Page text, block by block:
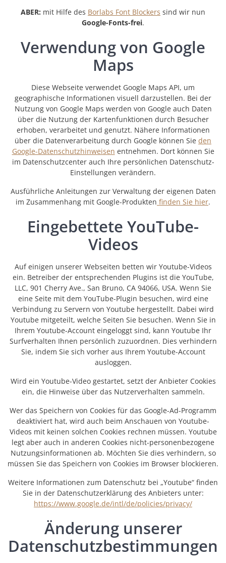
ABER: mit Hilfe des Borlabs Font Blockers sind wir nun
Google-Fonts-frei.
Verwendung von Google
Maps
Diese Webseite verwendet Google Maps API, um
geographische Informationen visuell darzustellen. Bei der
Nutzung von Google Maps werden von Google auch Daten
über die Nutzung der Kartenfunktionen durch Besucher
erhoben, verarbeitet und genutzt. Nähere Informationen
über die Datenverarbeitung durch Google können Sie den
Google-Datenschutzhinweisen entnehmen. Dort können Sie
im Datenschutzcenter auch Ihre persönlichen Datenschutz-
Einstellungen verändern.
Ausführliche Anleitungen zur Verwaltung der eigenen Daten
im Zusammenhang mit Google-Produkten finden Sie hier.
Eingebettete YouTube-
Videos
Auf einigen unserer Webseiten betten wir Youtube-Videos
ein. Betreiber der entsprechenden Plugins ist die YouTube,
LLC, 901 Cherry Ave., San Bruno, CA 94066, USA. Wenn Sie
eine Seite mit dem YouTube-Plugin besuchen, wird eine
Verbindung zu Servern von Youtube hergestellt. Dabei wird
Youtube mitgeteilt, welche Seiten Sie besuchen. Wenn Sie in
Ihrem Youtube-Account eingeloggt sind, kann Youtube Ihr
Surfverhalten Ihnen persönlich zuzuordnen. Dies verhindern
Sie, indem Sie sich vorher aus Ihrem Youtube-Account
ausloggen.
Wird ein Youtube-Video gestartet, setzt der Anbieter Cookies
ein, die Hinweise über das Nutzerverhalten sammeln.
Wer das Speichern von Cookies für das Google-Ad-Programm
deaktiviert hat, wird auch beim Anschauen von Youtube-
Videos mit keinen solchen Cookies rechnen müssen. Youtube
legt aber auch in anderen Cookies nicht-personenbezogene
Nutzungsinformationen ab. Möchten Sie dies verhindern, so
müssen Sie das Speichern von Cookies im Browser blockieren.
Weitere Informationen zum Datenschutz bei „Youtube“ finden
Sie in der Datenschutzerklärung des Anbieters unter:
https://www.google.de/intl/de/policies/privacy/
Änderung unserer
Datenschutzbestimmungen